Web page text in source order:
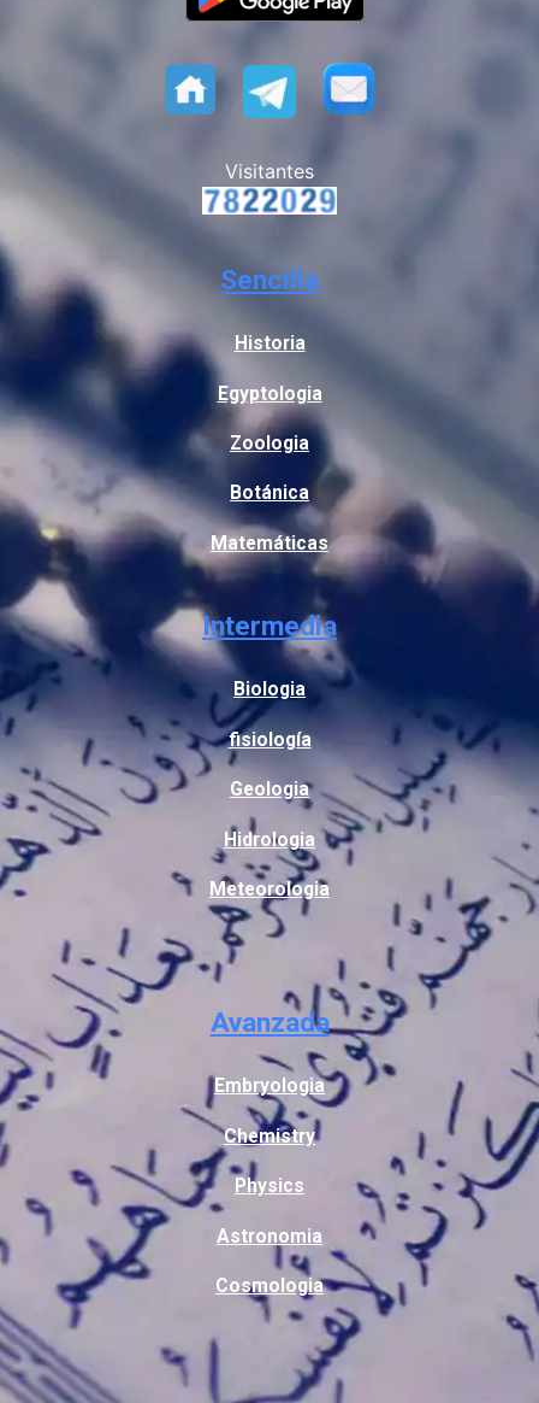
Visitantes
Sencilla
Historia
Egyptologia
Zoologia
Botánica
Matemáticas
Intermedia
Biologia
fisiología
Geologia
Hidrologia
Meteorologia
Avanzada
Embryologia
Chemistry
Physics
Astronomia
Cosmologia